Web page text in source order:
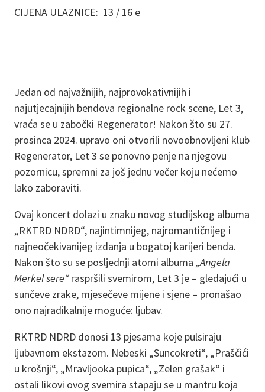
CIJENA ULAZNICE: 13 / 16 e
Jedan od najvažnijih, najprovokativnijih i
najutjecajnijih bendova regionalne rock scene, Let 3,
vraća se u zabočki Regenerator! Nakon što su 27.
prosinca 2024. upravo oni otvorili novoobnovljeni klub
Regenerator, Let 3 se ponovno penje na njegovu
pozornicu, spremni za još jednu večer koju nećemo
lako zaboraviti.
Ovaj koncert dolazi u znaku novog studijskog albuma
„RKTRD NDRD“, najintimnijeg, najromantičnijeg i
najneočekivanijeg izdanja u bogatoj karijeri benda.
Nakon što su se posljednji atomi albuma „Angela
Merkel sere“raspršili svemirom, Let 3 je – gledajući u
sunčeve zrake, mjesečeve mijene i sjene – pronašao
ono najradikalnije moguće: ljubav.
RKTRD NDRD donosi 13 pjesama koje pulsiraju
ljubavnom ekstazom. Nebeski „Suncokreti“, „Praščići
u krošnji“, „Mravljooka pupica“, „Zelen grašak“ i
ostali likovi ovog svemira stapaju se u mantru koja